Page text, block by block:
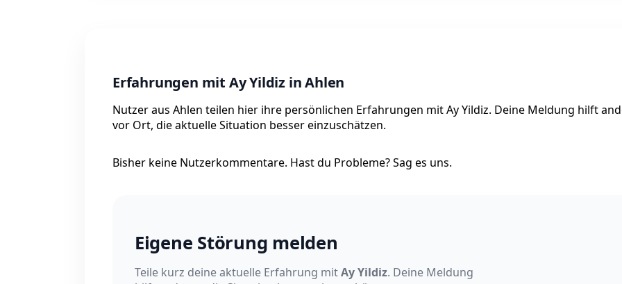
Erfahrungen mit Ay Yildiz in Ahlen
Nutzer aus Ahlen teilen hier ihre persönlichen Erfahrungen mit Ay Yildiz. Deine Meldung hilft
vor Ort, die aktuelle Situation besser einzuschätzen.
Bisher keine Nutzerkommentare. Hast du Probleme? Sag es uns.
Eigene Störung melden
Teile kurz deine aktuelle Erfahrung mitAy Yildiz. Deine Meldung